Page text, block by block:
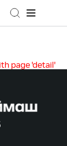
page 'detail'